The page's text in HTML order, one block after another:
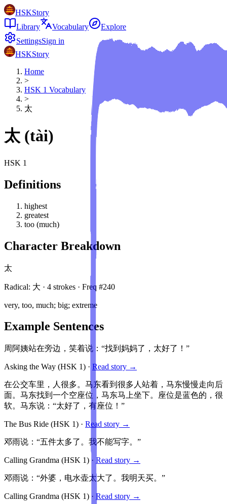
HSKStory
Library
Vocabulary
Explore
SettingsSign in
HSKStory
Home
>
HSK 1 Vocabulary
>
太
太 (tài)
HSK 1
Definitions
highest
greatest
too (much)
Character Breakdown
太
Radical: 大 · 4 strokes · Freq #240
very, too, much; big; extreme
Example Sentences
周阿姨站在旁边，笑着说：“找到妈妈了，太好了！”
Asking the Way (HSK 1) · Read story →
在公交车里，人很多。马东看到很多人站着，马东慢慢走向后
面。马东找到一个空座位，马东马上坐下。座位是蓝色的，很
软。马东说：“太好了，有座位！”
The Bus Ride (HSK 1) · Read story →
邓雨说：“五件太多了。我不能写字。”
Calling Grandma (HSK 1) · Read story →
邓雨说：“外婆，电水壶太大了。我明天买。”
Calling Grandma (HSK 1) · Read story →